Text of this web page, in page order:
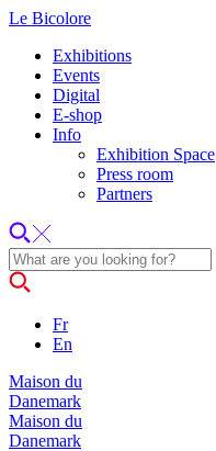
Le Bicolore
Exhibitions
Events
Digital
E-shop
Info
Exhibition Space
Press room
Partners
Fr
En
Maison du
Danemark
Maison du
Danemark